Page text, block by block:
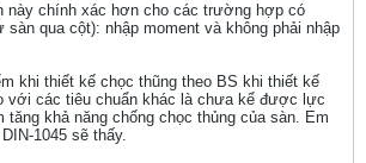
này chính xác hơn cho các trường hợp có
qua cột): nhập moment và không phải nhập
khi thiết kế chọc thũng theo BS khi thiết kế
các tiêu chuẩn khác là chưa kể được lực
tăng khả năng chống chọc thủng của sàn. Em
1045 sẽ thấy.